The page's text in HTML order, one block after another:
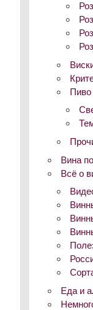
Пиво
Вина
Всё о
Еда и